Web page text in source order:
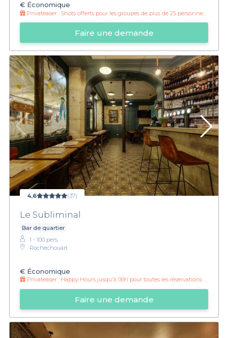
€ Économique
Privateaser : Shots offerts pour les groupes de plus de 25 personnes !
Faire une demande
4,6 (37)
Le Subliminal
Bar de quartier
1 - 100 pers.
Rochechouart
€ Économique
Privateaser : Happy Hours jusqu'à 00h pour toutes les réservations Privateaser
Faire une demande